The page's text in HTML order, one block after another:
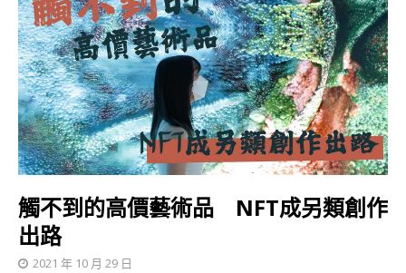
觸不到的高價藝術品 NFT成另類創作
出路
2021 年 10 月 29 日